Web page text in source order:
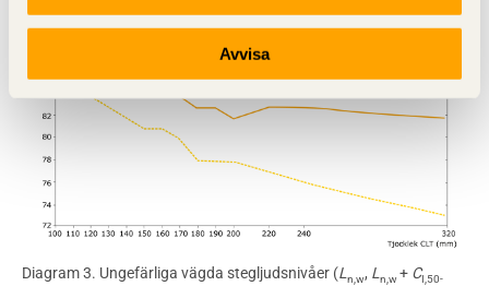
Avvisa
Diagram 3. Ungefärliga vägda stegljudsnivåer (L n,w, L n,w + CI,50-